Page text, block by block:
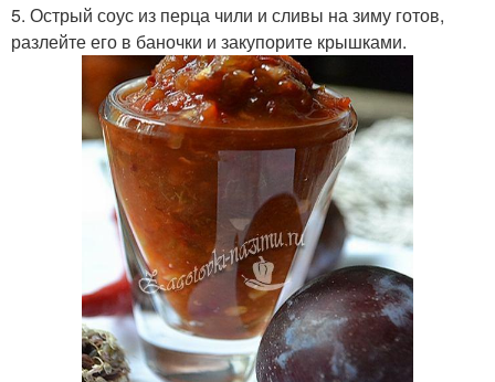
5. Острый соус из перца чили и сливы на зиму готов,
разлейте его в баночки и закупорите крышками.